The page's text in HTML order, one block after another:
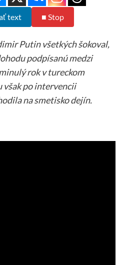
text ■ Stop
Putin všetkých šokoval,
podpísanú medzi
rok v tureckom
však po intervencii
na smetisko dejín.